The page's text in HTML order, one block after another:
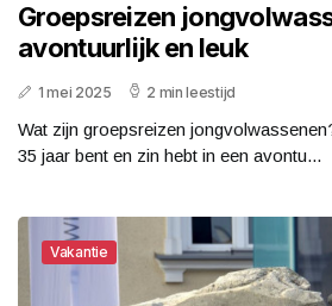
Groepsreizen
avontuurlijk en leuk
1 mei 2025 2 min leestijd
Wat zijn groepsreizen
35 jaar bent en zin hebt in een avontu...
Vakantie